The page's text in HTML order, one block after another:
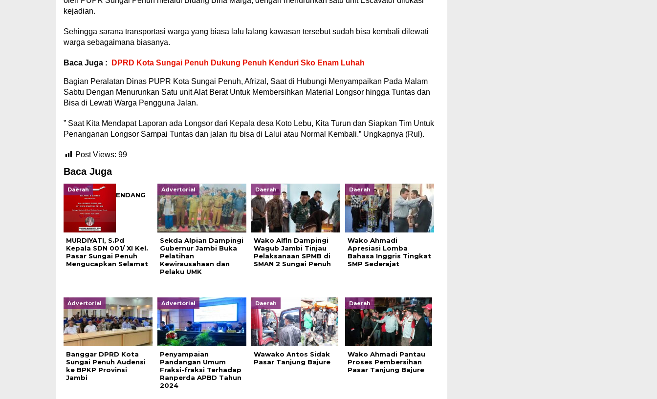
kejadian.
Sehingga sarana transportasi warga yang biasa lalu lalang kawasan tersebut sudah bisa kembali dilewati
warga sebagaimana biasanya.
Baca Juga : DPRD Kota Sungai Penuh Dukung Penuh Kenduri Sko Enam Luhah
Bagian Peralatan Dinas PUPR Kota Sungai Penuh, Afrizal, Saat di Hubungi Menyampaikan Pada Malam
Sabtu Dengan Menurunkan Satu unit Alat Berat Untuk Membersihkan Material Longsor hingga Tuntas dan
Bisa di Lewati Warga Pengguna Jalan.
” Saat Kita Mendapat Laporan ada Longsor dari Kepala desa Koto Lebu, Kita Turun dan Siapkan Tim Untuk
Penanganan Longsor Sampai Tuntas dan jalan itu bisa di Lalui atau Normal Kembali.” Ungkapnya (Rul).
Post Views: 99
Baca Juga
Daerah
ENDANG
MURDIYATI, S.Pd
Kepala SDN 001/ XI Kel.
Pasar Sungai Penuh
Mengucapkan Selamat
Advertorial
Sekda Alpian Dampingi
Gubernur Jambi Buka
Pelatihan
Kewirausahaan dan
Pelaku UMK
Daerah
Wako Alfin Dampingi
Wagub Jambi Tinjau
Pelaksanaan SPMB di
SMAN 2 Sungai Penuh
Daerah
Wako Ahmadi
Apresiasi Lomba
Bahasa Inggris Tingkat
SMP Sederajat
Advertorial
Banggar DPRD Kota
Sungai Penuh Audensi
ke BPKP Provinsi
Jambi
Advertorial
Penyampaian
Pandangan Umum
Fraksi-fraksi Terhadap
Ranperda APBD Tahun
2024
Daerah
Wawako Antos Sidak
Pasar Tanjung Bajure
Daerah
Wako Ahmadi Pantau
Proses Pembersihan
Pasar Tanjung Bajure